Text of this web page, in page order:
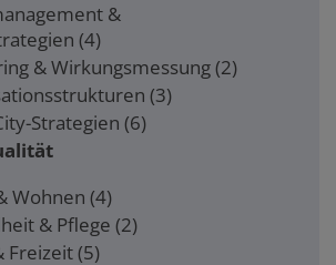
&
(4)
& Wirkungsmessung(2)
(3)
Strategien (6)
Wohnen (4)
& Pflege (2)
Freizeit(5)